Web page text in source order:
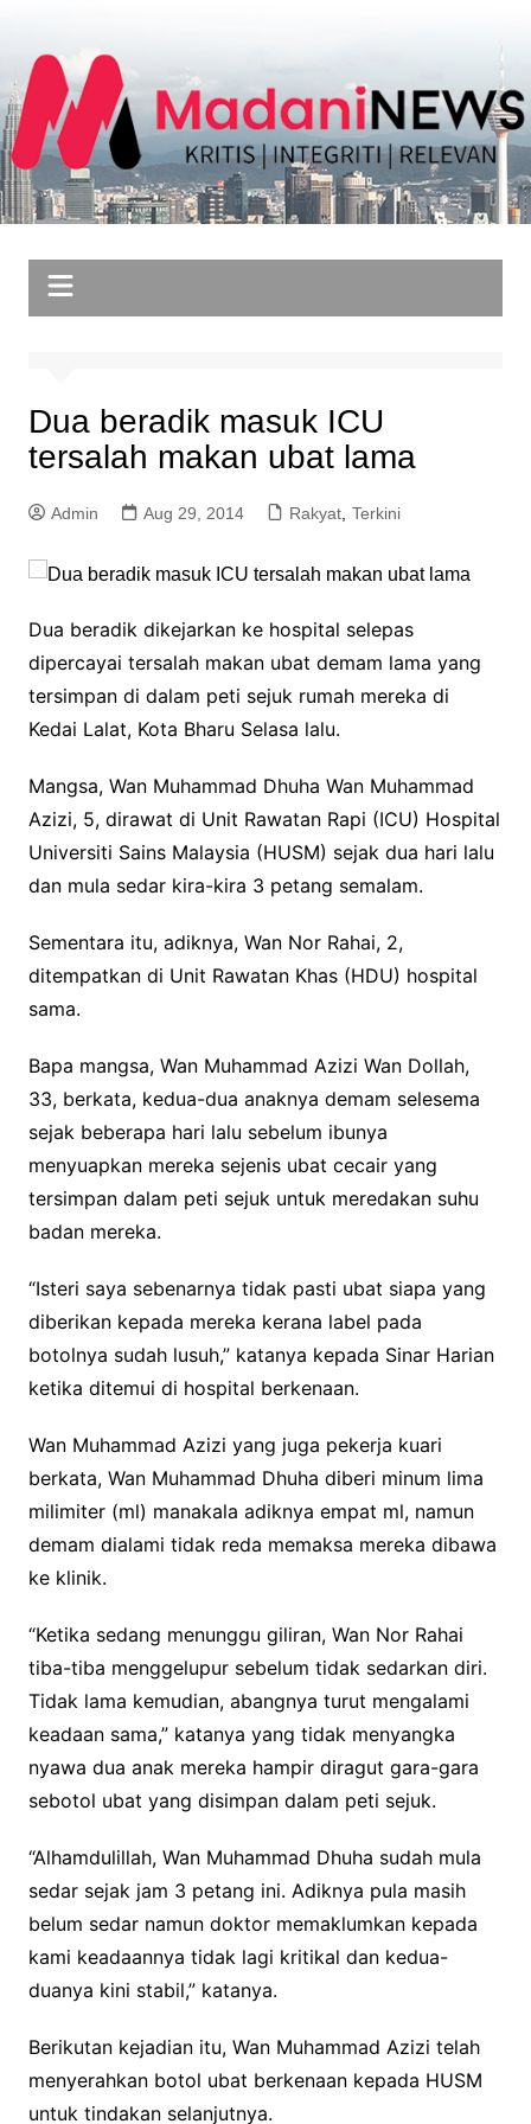
content
Dua beradik masuk ICU
tersalah makan ubat lama
Admin Aug 29, 2014 Rakyat, Terkini
Dua beradik dikejarkan ke hospital selepas
dipercayai tersalah makan ubat demam lama yang
tersimpan di dalam peti sejuk rumah mereka di
Kedai Lalat, Kota Bharu Selasa lalu.
Mangsa, Wan Muhammad Dhuha Wan Muhammad
Azizi, 5, dirawat di Unit Rawatan Rapi (ICU) Hospital
Universiti Sains Malaysia (HUSM) sejak dua hari lalu
dan mula sedar kira-kira 3 petang semalam.
Sementara itu, adiknya, Wan Nor Rahai, 2,
ditempatkan di Unit Rawatan Khas (HDU) hospital
sama.
Bapa mangsa, Wan Muhammad Azizi Wan Dollah,
33, berkata, kedua-dua anaknya demam selesema
sejak beberapa hari lalu sebelum ibunya
menyuapkan mereka sejenis ubat cecair yang
tersimpan dalam peti sejuk untuk meredakan suhu
badan mereka.
“Isteri saya sebenarnya tidak pasti ubat siapa yang
diberikan kepada mereka kerana label pada
botolnya sudah lusuh,” katanya kepada Sinar Harian
ketika ditemui di hospital berkenaan.
Wan Muhammad Azizi yang juga pekerja kuari
berkata, Wan Muhammad Dhuha diberi minum lima
milimiter (ml) manakala adiknya empat ml, namun
demam dialami tidak reda memaksa mereka dibawa
ke klinik.
“Ketika sedang menunggu giliran, Wan Nor Rahai
tiba-tiba menggelupur sebelum tidak sedarkan diri.
Tidak lama kemudian, abangnya turut mengalami
keadaan sama,” katanya yang tidak menyangka
nyawa dua anak mereka hampir diragut gara-gara
sebotol ubat yang disimpan dalam peti sejuk.
“Alhamdulillah, Wan Muhammad Dhuha sudah mula
sedar sejak jam 3 petang ini. Adiknya pula masih
belum sedar namun doktor memaklumkan kepada
kami keadaannya tidak lagi kritikal dan kedua-
duanya kini stabil,” katanya.
Berikutan kejadian itu, Wan Muhammad Azizi telah
menyerahkan botol ubat berkenaan kepada HUSM
untuk tindakan selanjutnya.